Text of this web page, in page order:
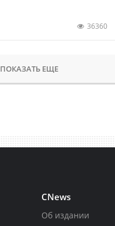
36360
ПОКАЗАТЬ ЕЩЕ
CNews
Об издании